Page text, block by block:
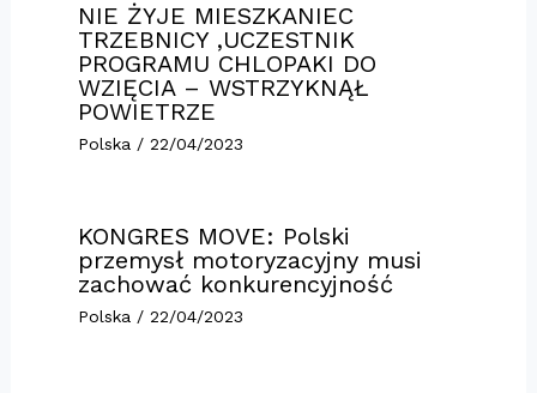
NIE ŻYJE MIESZKANIEC
TRZEBNICY ,UCZESTNIK
PROGRAMU CHLOPAKI DO
WZIĘCIA – WSTRZYKNĄŁ
POWIETRZE
Polska/ 22/04/2023
KONGRES MOVE: Polski
przemysł motoryzacyjny musi
zachować konkurencyjność
Polska/ 22/04/2023